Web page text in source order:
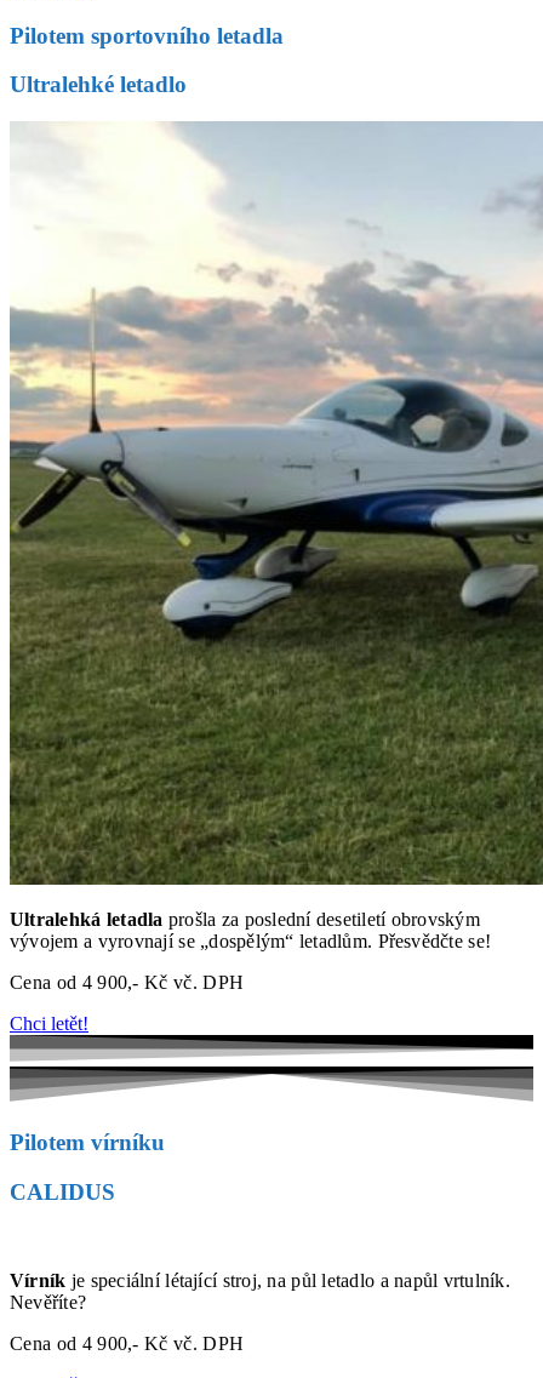
Pilotem sportovního letadla
Ultralehké letadlo
Ultralehká letadla prošla za poslední desetiletí obrovským
vývojem a vyrovnají se „dospělým“ letadlům. Přesvědčte se!
Cena od 4 900,- Kč vč. DPH
Chci letět!
Pilotem vírníku
CALIDUS
Vírník je speciální létající stroj, na půl letadlo a napůl vrtulník.
Nevěříte?
Cena od 4 900,- Kč vč. DPH